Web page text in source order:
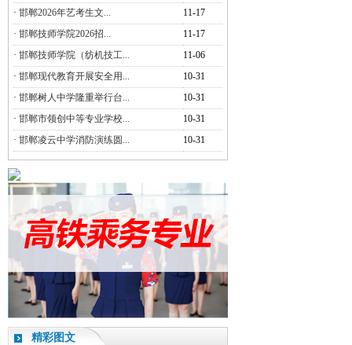
· 邯郸2026年艺考生文...
11-17
· 邯郸技师学院2026招...
11-17
· 邯郸技师学院（纺机技工...
11-06
· 邯郸现代教育开展安全用...
10-31
· 邯郸树人中学隆重举行台...
10-31
· 邯郸市领创中等专业学校...
10-31
· 邯郸凌云中学消防演练圆... 10-31
精彩图文